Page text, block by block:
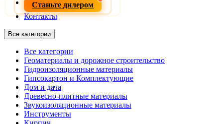
Станьте дилером
Контакты
Все категории
Все категории
Геоматериалы и дорожное строительство
Гидроизоляционные материалы
Гипсокартон и Комплектующие
Дом и дача
Древесно-плитные материалы
Звукоизоляционные материалы
Инструменты